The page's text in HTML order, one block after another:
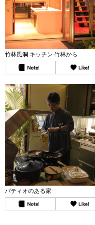
竹林風洞 キッチン 竹林から
パティオのある家